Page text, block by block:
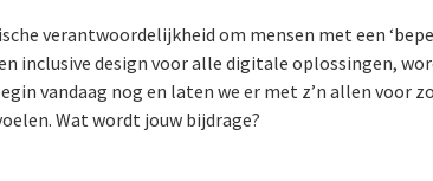
verantwoordelijkheid om mensen met een
inclusive design voor alle digitale oplossingen,
vandaag nog en laten we er met z’n allen voor
Wat wordt jouw bijdrage?